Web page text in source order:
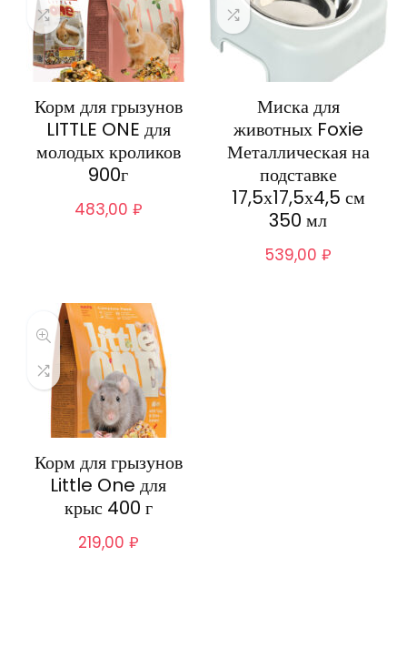
Корм для грызунов
LITTLE ONE для
молодых кроликов
900г
483,00 ₽
Миска для
животных Foxie
Металлическая на
подставке
17,5х17,5х4,5 см
350 мл
539,00 ₽
Корм для грызунов
Little One для
крыс 400 г
219,00 ₽